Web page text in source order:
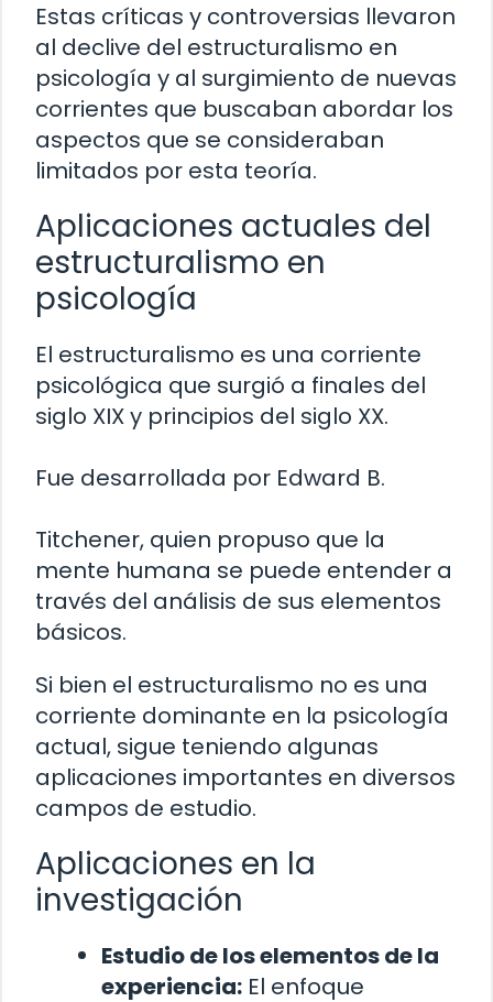
Estas críticas y controversias llevaron
al declive del estructuralismo en
psicología y al surgimiento de nuevas
corrientes que buscaban abordar los
aspectos que se consideraban
limitados por esta teoría.
Aplicaciones actuales del
estructuralismo en
psicología
El estructuralismo es una corriente
psicológica que surgió a finales del
siglo XIX y principios del siglo XX.
Fue desarrollada por Edward B.
Titchener, quien propuso que la
mente humana se puede entender a
través del análisis de sus elementos
básicos.
Si bien el estructuralismo no es una
corriente dominante en la psicología
actual, sigue teniendo algunas
aplicaciones importantes en diversos
campos de estudio.
Aplicaciones en la
investigación
Estudio de los elementos de la
experiencia: El enfoque